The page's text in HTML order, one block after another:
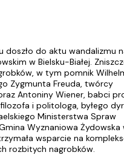
doszło do aktu wandalizmu
w Bielsku-Białej.
w tym pomnik
Zygmunta Freuda, twórcy
Antoniny Wiener, babci
i politologa, byłego
Ministerstwa Spraw
Wyznaniowa Żydowska
wsparcie na
rozbitych nagrobków.